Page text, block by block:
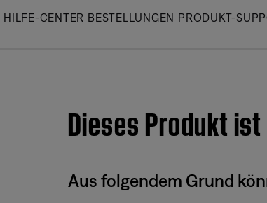
Skip
HILFE-CENTER BESTELLUNGEN PRODUKT-
Dieses Produkt
Aus folgendem Grund